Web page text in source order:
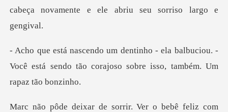
cabeça novamente e e
balbuciou. -
Você está sendo tão corajoso